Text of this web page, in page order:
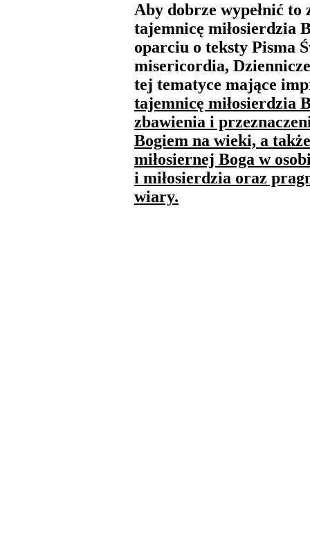
Aby dobrze wypełnić
tajemnicę miłosierdzia
oparciu o teksty Pisma
misericordia,
tej tematyce mające
tajemnicę miłosierdzia
zbawienia i
Bogiem na wieki, a
miłosiernej Boga w
i miłosierdzia oraz
wiary.